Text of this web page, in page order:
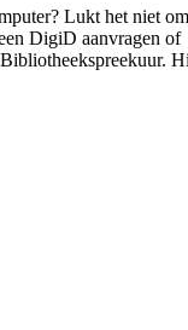
Lukt het niet
DigiD aanvragen of